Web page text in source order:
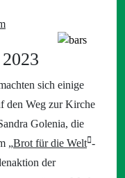
sich einige
den Weg zur Kirche
Golenia, die
„Brot für die Welt -
der